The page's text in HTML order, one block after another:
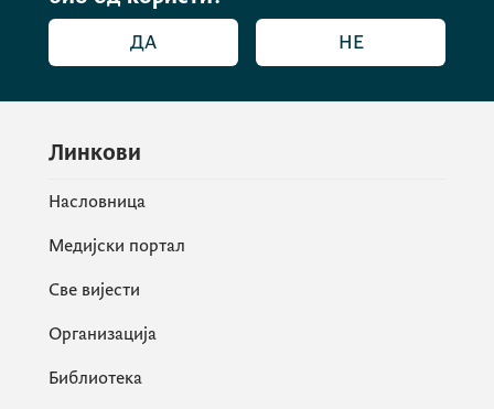
ДА НЕ
Линкови
Насловница
Медијски портал
Све вијести
Организација
Библиотека